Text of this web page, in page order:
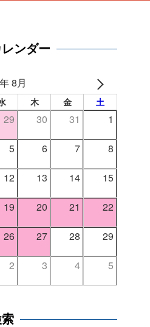
ンダー
8月
木 金 土
29 30 31 1
5 6 7 8
12 13 14 15
19 20 21 22
26 27 28 29
2 3 4 5